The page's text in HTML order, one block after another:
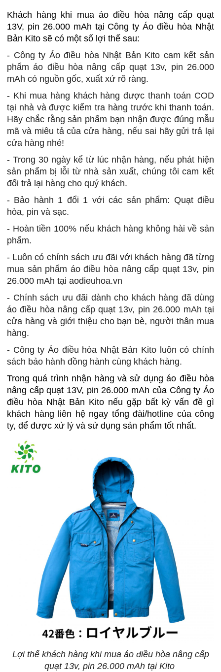
Khách hàng khi mua áo điều hòa nâng cấp quạt
13V, pin 26.000 mAh tại Công ty Áo điều hòa Nhật
Bản Kito sẽ có một số lợi thế sau:
- Công ty Áo điều hòa Nhật Bản Kito cam kết sản
phẩm áo điều hòa nâng cấp quạt 13v, pin 26.000
mAh có nguồn gốc, xuất xứ rõ ràng.
- Khi mua hàng khách hàng được thanh toán COD
tại nhà và được kiểm tra hàng trước khi thanh toán.
Hãy chắc rằng sản phẩm bạn nhận được đúng mẫu
mã và miêu tả của cửa hàng, nếu sai hãy gửi trả lại
cửa hàng nhé!
- Trong 30 ngày kể từ lúc nhận hàng, nếu phát hiện
sản phẩm​ bị lỗi từ nhà sản xuất, chúng tôi cam kết
đổi trả lại hàng cho quý khách.
- Bảo hành 1 đổi 1 với các sản phẩm: Quạt điều
hòa, pin và sạc.
- Hoàn tiền 100% nếu khách hàng không hài về sản
phẩm.
- Luôn có chính sách ưu đãi với khách hàng đã từng
mua sản phẩm áo điều hòa nâng cấp quạt 13v, pin
26.000 mAh tại aodieuhoa.vn
- Chính sách ưu đãi dành cho khách hàng đã dùng
áo điều hòa nâng cấp quạt 13v, pin 26.000 mAh tại
cửa hàng và giới thiệu cho bạn bè, người thân mua
hàng.
- Công ty Áo điều hòa Nhật Bản Kito luôn có chính
sách bảo hành đồng hành cùng khách hàng.
Trong quá trình nhận hàng và sử dụng áo điều hòa
nâng cấp quạt 13V, pin 26.000 mAh của Công ty Áo
điều hòa Nhật Bản Kito nếu gặp bất kỳ vấn đề gì
khách hàng liên hệ ngay tổng đài/hotline của công
ty, để được xử lý và sử dụng sản phẩm tốt nhất.
Lợi thế khách hàng khi mua áo điều hòa nâng cấp
quạt 13v, pin 26.000 mAh tại Kito